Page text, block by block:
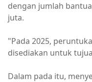
dengan jumlah
juta.
"Pada 2025,
disediakan untuk
Dalam pada itu,